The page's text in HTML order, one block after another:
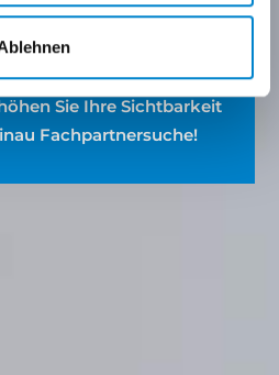
und exklusiven Events
und Rabatte
Sie Ihre Sichtbarkeit
Fachpartnersuche!